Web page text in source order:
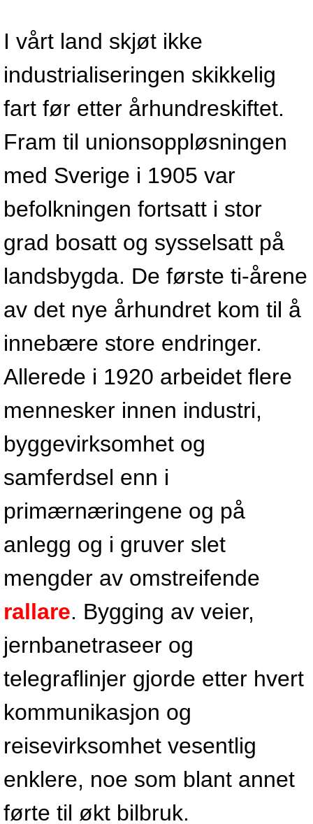
I vårt land skjøt ikke
industrialiseringen skikkelig
fart før etter århundreskiftet.
Fram til unionsoppløsningen
med Sverige i 1905 var
befolkningen fortsatt i stor
grad bosatt og sysselsatt på
landsbygda. De første ti-årene
av det nye århundret kom til å
innebære store endringer.
Allerede i 1920 arbeidet flere
mennesker innen industri,
byggevirksomhet og
samferdsel enn i
primærnæringene og på
anlegg og i gruver slet
mengder av omstreifende
rallare. Bygging av veier,
jernbanetraseer og
telegraflinjer gjorde etter hvert
kommunikasjon og
reisevirksomhet vesentlig
enklere, noe som blant annet
førte til økt bilbruk.